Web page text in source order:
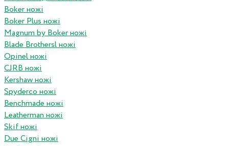
Boker ножі
Boker Plus ножі
Magnum by Boker ножі
Blade Brothersl ножі
Opinel ножі
CJRB ножі
Kershaw ножі
Spyderco ножі
Benchmade ножі
Leatherman ножі
Skif ножі
Due Cigni ножі